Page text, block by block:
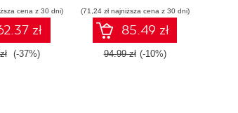
cena z 30 dni)
zł
(-37%)
processes with the
Salesforce platform -
Second Edition
(71,24 zł najniższa cena z 30 dni)
85.49 zł
94.99 zł (-10%)